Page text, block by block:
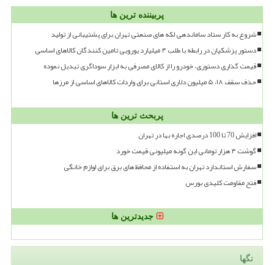
پربیننده ترین ها
شروع به کار ستاد ساماندهی لکه های صنعتی تهران برای پشتیبانی از تولید
دستور پزشکیان در رابطه با طلب ۴ میلیارد یورویی تامین کنندگان کالاهای اساسی
قیمت گذاری دستوری، خودرو را از کالای مصرفی به ابزار سوداگری تبدیل نموده
حذف سقف ۱۸، ۵ میلیون دلاری استانی برای واردات کالاهای اساسی از مرزها
پربحث ترین ها
افزایش 70 تا 100 درصدی اجاره بها در تهران
گوشت ۴ هزار تومانی این گونه میلیونی قیمت خورد
سفارش استاندارد تهران به استفاده از محافظ های برق برای لوازم خانگی
فتح مقاومت کلیدی بورس
جدیدترین ها
تگها